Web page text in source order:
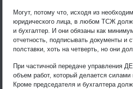
Могут, потому что, исходя из
юридического лица, в любом ТСЖ
и бухгалтер. И они обязаны как
отчетность, подписывать документы и
полставки, хоть на четверть, но они
При частичной передаче управления
объем работ, который делается
Кроме председателя и бухгалтера